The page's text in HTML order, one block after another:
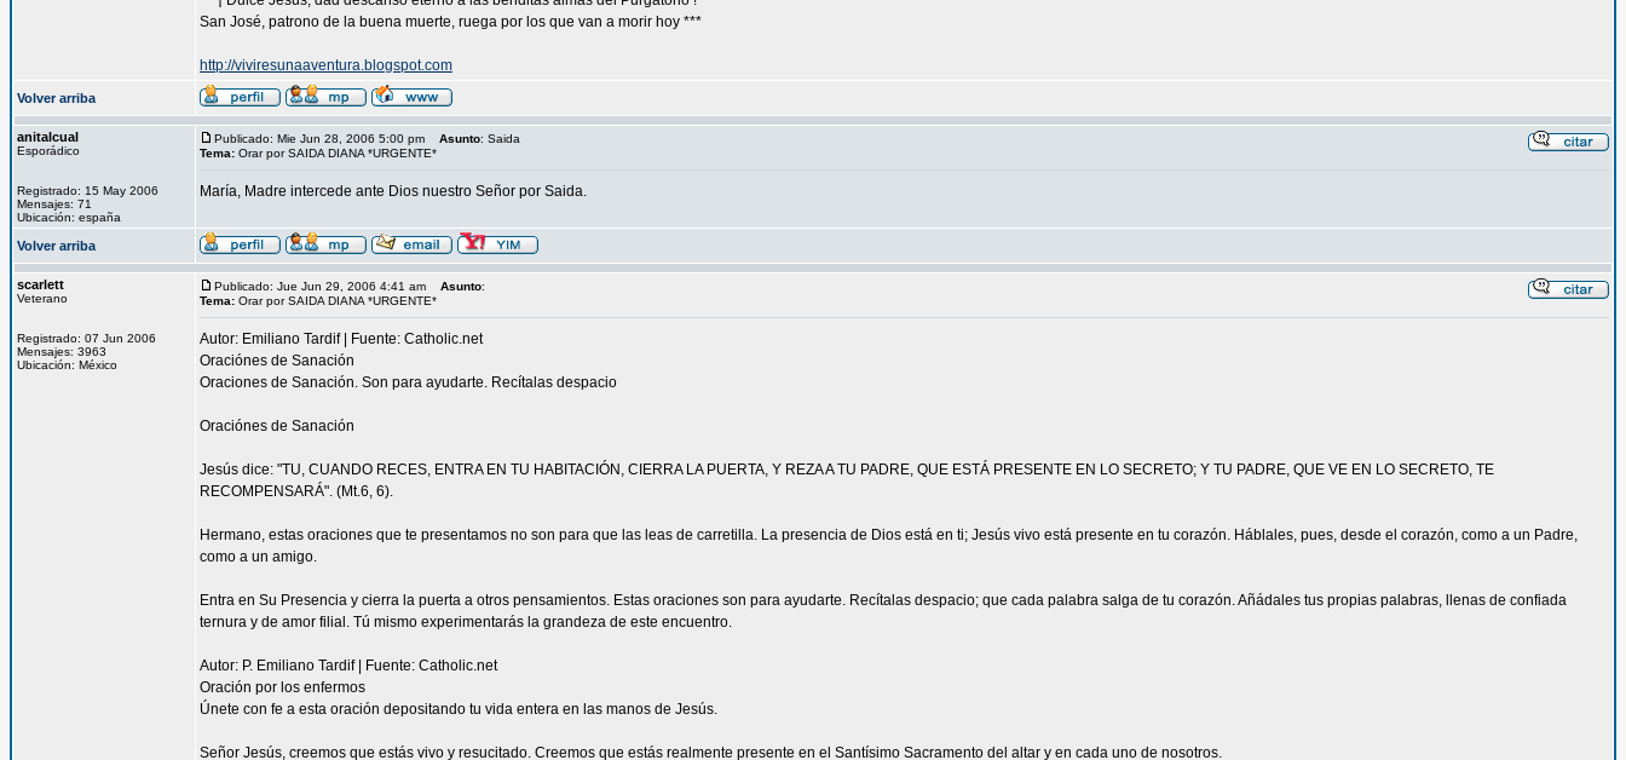
San José, patrono de la buena muerte, ruega por los que van a morir hoy ***
http://viviresunaaventura.blogspot.com
Volver arriba
anitalcual
Esporádico
Registrado: 15 May 2006
Mensajes: 71
Ubicación: españa
Publicado: Mie Jun 28, 2006 5:00 pm Asunto: Saida
Tema: Orar por SAIDA DIANA *URGENTE*
María, Madre intercede ante Dios nuestro Señor por Saida.
Volver arriba
scarlett
Veterano
Registrado: 07 Jun 2006
Mensajes: 3963
Ubicación: México
Publicado: Jue Jun 29, 2006 4:41 am Asunto:
Tema: Orar por SAIDA DIANA *URGENTE*
Autor: Emiliano Tardif | Fuente: Catholic.net
Oraciónes de Sanación
Oraciones de Sanación. Son para ayudarte. Recítalas despacio
Oraciónes de Sanación
Jesús dice: "TU, CUANDO RECES, ENTRA EN TU HABITACIÓN, CIERRA LA PUERTA, Y REZA A TU PADRE, QUE ESTÁ PRESENTE EN LO SECRETO; Y TU PADRE, QUE VE EN LO SECRETO, TE
RECOMPENSARÁ". (Mt.6, 6).
Hermano, estas oraciones que te presentamos no son para que las leas de carretilla. La presencia de Dios está en ti; Jesús vivo está presente en tu corazón. Háblales, pues, desde el corazón, como a un Padre,
como a un amigo.
Entra en Su Presencia y cierra la puerta a otros pensamientos. Estas oraciones son para ayudarte. Recítalas despacio; que cada palabra salga de tu corazón. Añádales tus propias palabras, llenas de confiada
ternura y de amor filial. Tú mismo experimentarás la grandeza de este encuentro.
Autor: P. Emiliano Tardif | Fuente: Catholic.net
Oración por los enfermos
Únete con fe a esta oración depositando tu vida entera en las manos de Jesús.
Señor Jesús, creemos que estás vivo y resucitado. Creemos que estás realmente presente en el Santísimo Sacramento del altar y en cada uno de nosotros.